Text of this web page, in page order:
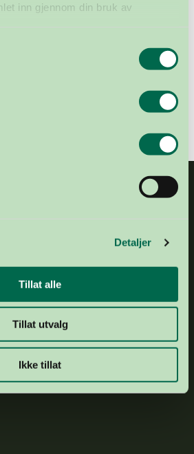
inn gjennom din bruk av
Detaljer
Tillat alle
Tillat utvalg
Ikke tillat
0250 Oslo